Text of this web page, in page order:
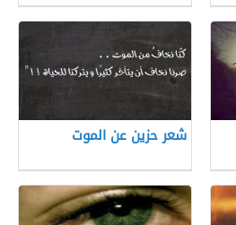
شعر حزين عن الموت